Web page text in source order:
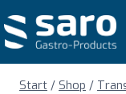
Inhalt
springen
Start / Shop /